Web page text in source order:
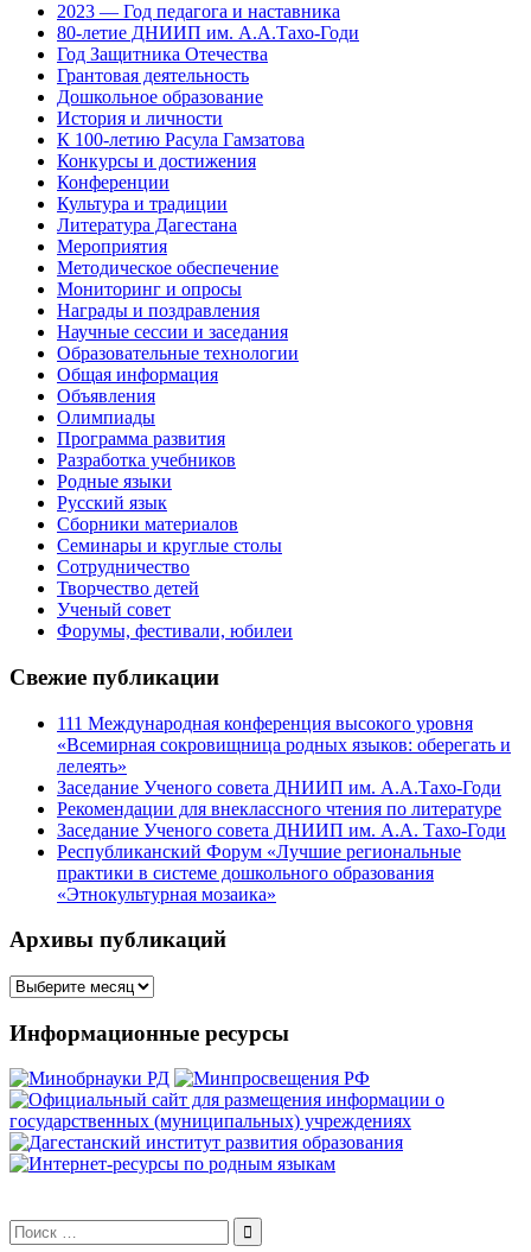
2023 — Год педагога и наставника
80-летие ДНИИП им. А.А.Тахо-Годи
Год Защитника Отечества
Грантовая деятельность
Дошкольное образование
История и личности
К 100-летию Расула Гамзатова
Конкурсы и достижения
Конференции
Культура и традиции
Литература Дагестана
Мероприятия
Методическое обеспечение
Мониторинг и опросы
Награды и поздравления
Научные сессии и заседания
Образовательные технологии
Общая информация
Объявления
Олимпиады
Программа развития
Разработка учебников
Родные языки
Русский язык
Сборники материалов
Семинары и круглые столы
Сотрудничество
Творчество детей
Ученый совет
Форумы, фестивали, юбилеи
Свежие публикации
111 Международная конференция высокого уровня
«Всемирная сокровищница родных языков: оберегать и
лелеять»
Заседание Ученого совета ДНИИП им. А.А.Тахо-Годи
Рекомендации для внеклассного чтения по литературе
Заседание Ученого совета ДНИИП им. А.А. Тахо-Годи
Республиканский Форум «Лучшие региональные
практики в системе дошкольного образования
«Этнокультурная мозаика»
Архивы публикаций
Архивы
Информационные ресурсы
Поиск